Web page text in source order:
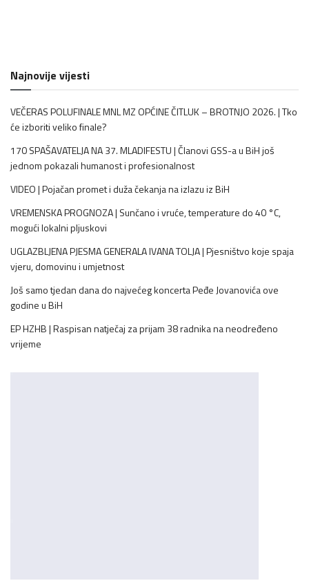
Najnovije vijesti
VEČERAS POLUFINALE MNL MZ OPĆINE ČITLUK – BROTNJO 2026. | Tko
će izboriti veliko finale?
170 SPAŠAVATELJA NA 37. MLADIFESTU | Članovi GSS-a u BiH još
jednom pokazali humanost i profesionalnost
VIDEO | Pojačan promet i duža čekanja na izlazu iz BiH
VREMENSKA PROGNOZA | Sunčano i vruće, temperature do 40 °C,
mogući lokalni pljuskovi
UGLAZBLJENA PJESMA GENERALA IVANA TOLJA | Pjesništvo koje spaja
vjeru, domovinu i umjetnost
Još samo tjedan dana do najvećeg koncerta Peđe Jovanovića ove
godine u BiH
EP HZHB | Raspisan natječaj za prijam 38 radnika na neodređeno
vrijeme